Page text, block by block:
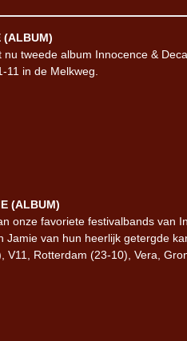
(ALBUM)
tweede album Innocence &
in de Melkweg.
(ALBUM)
onze favoriete festivalbands van
Jamie van hun heerlijk getergde
Rotterdam (23-10), Vera,